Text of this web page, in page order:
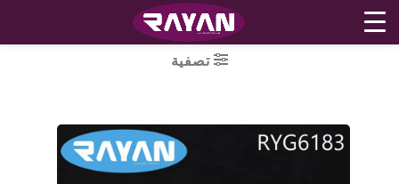
تصفية